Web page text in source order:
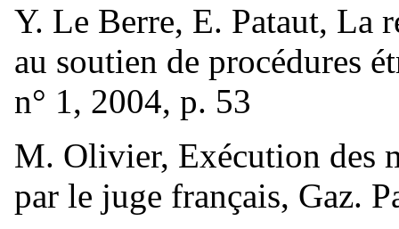
Y. Le Berre, E. Pataut, La
au soutien de procédures
n° 1, 2004, p. 53
M. Olivier, Exécution des
par le juge français, Gaz.